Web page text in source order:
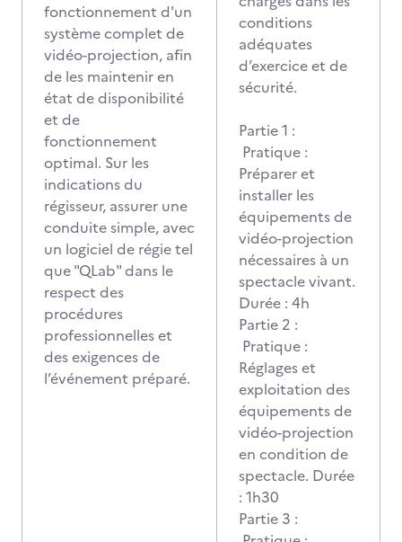
fonctionnement d'un
système complet de
vidéo-projection, afin
de les maintenir en
état de disponibilité
et de
fonctionnement
optimal. Sur les
indications du
régisseur, assurer une
conduite simple, avec
un logiciel de régie tel
que "QLab" dans le
respect des
procédures
professionnelles et
des exigences de
l’événement préparé.
conditions
adéquates
d’exercice et de
sécurité.
Partie 1 :
Pratique :
Préparer et
installer les
équipements de
vidéo-projection
nécessaires à un
spectacle vivant.
Durée : 4h
Partie 2 :
Pratique :
Réglages et
exploitation des
équipements de
vidéo-projection
en condition de
spectacle. Durée
: 1h30
Partie 3 :